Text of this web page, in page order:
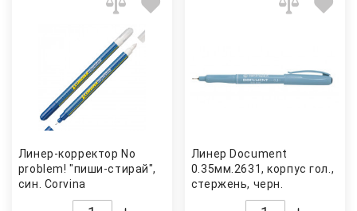
Линер-корректор No
problem! "пиши-стирай",
син. Corvina
Линер Document
0.35мм.2631, корпус гол.,
стержень, черн.
Centropen